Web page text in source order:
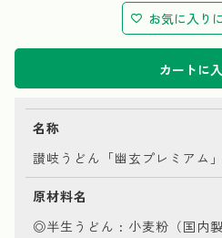
お気に入り
カートに
名称
讃岐うどん「幽玄プレミアム
原材料名
◎半生うどん : 小麦粉（国内